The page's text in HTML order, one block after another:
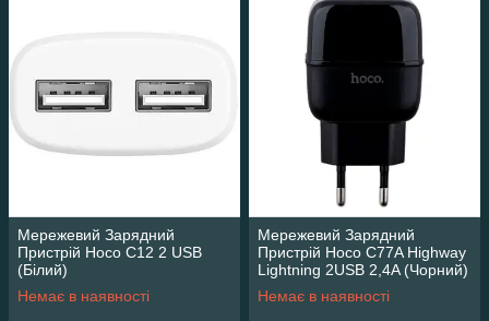
Мережевий Зарядний
Пристрій Hoco C12 2 USB
(Білий)
Немає в наявності
Мережевий Зарядний
Пристрій Hoco C77A Highway
Lightning 2USB 2,4A (Чорний)
Немає в наявності